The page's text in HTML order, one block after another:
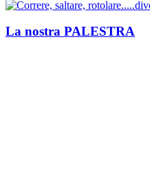
La nostra PALESTRA